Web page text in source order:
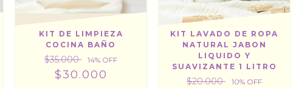
KIT DE LIMPIEZA
COCINA BAÑO
$35.000 14% OFF
$30.000
KIT LAVADO DE ROPA
NATURAL JABON
LIQUIDO Y
SUAVIZANTE 1 LITRO
$20.000 10% OFF